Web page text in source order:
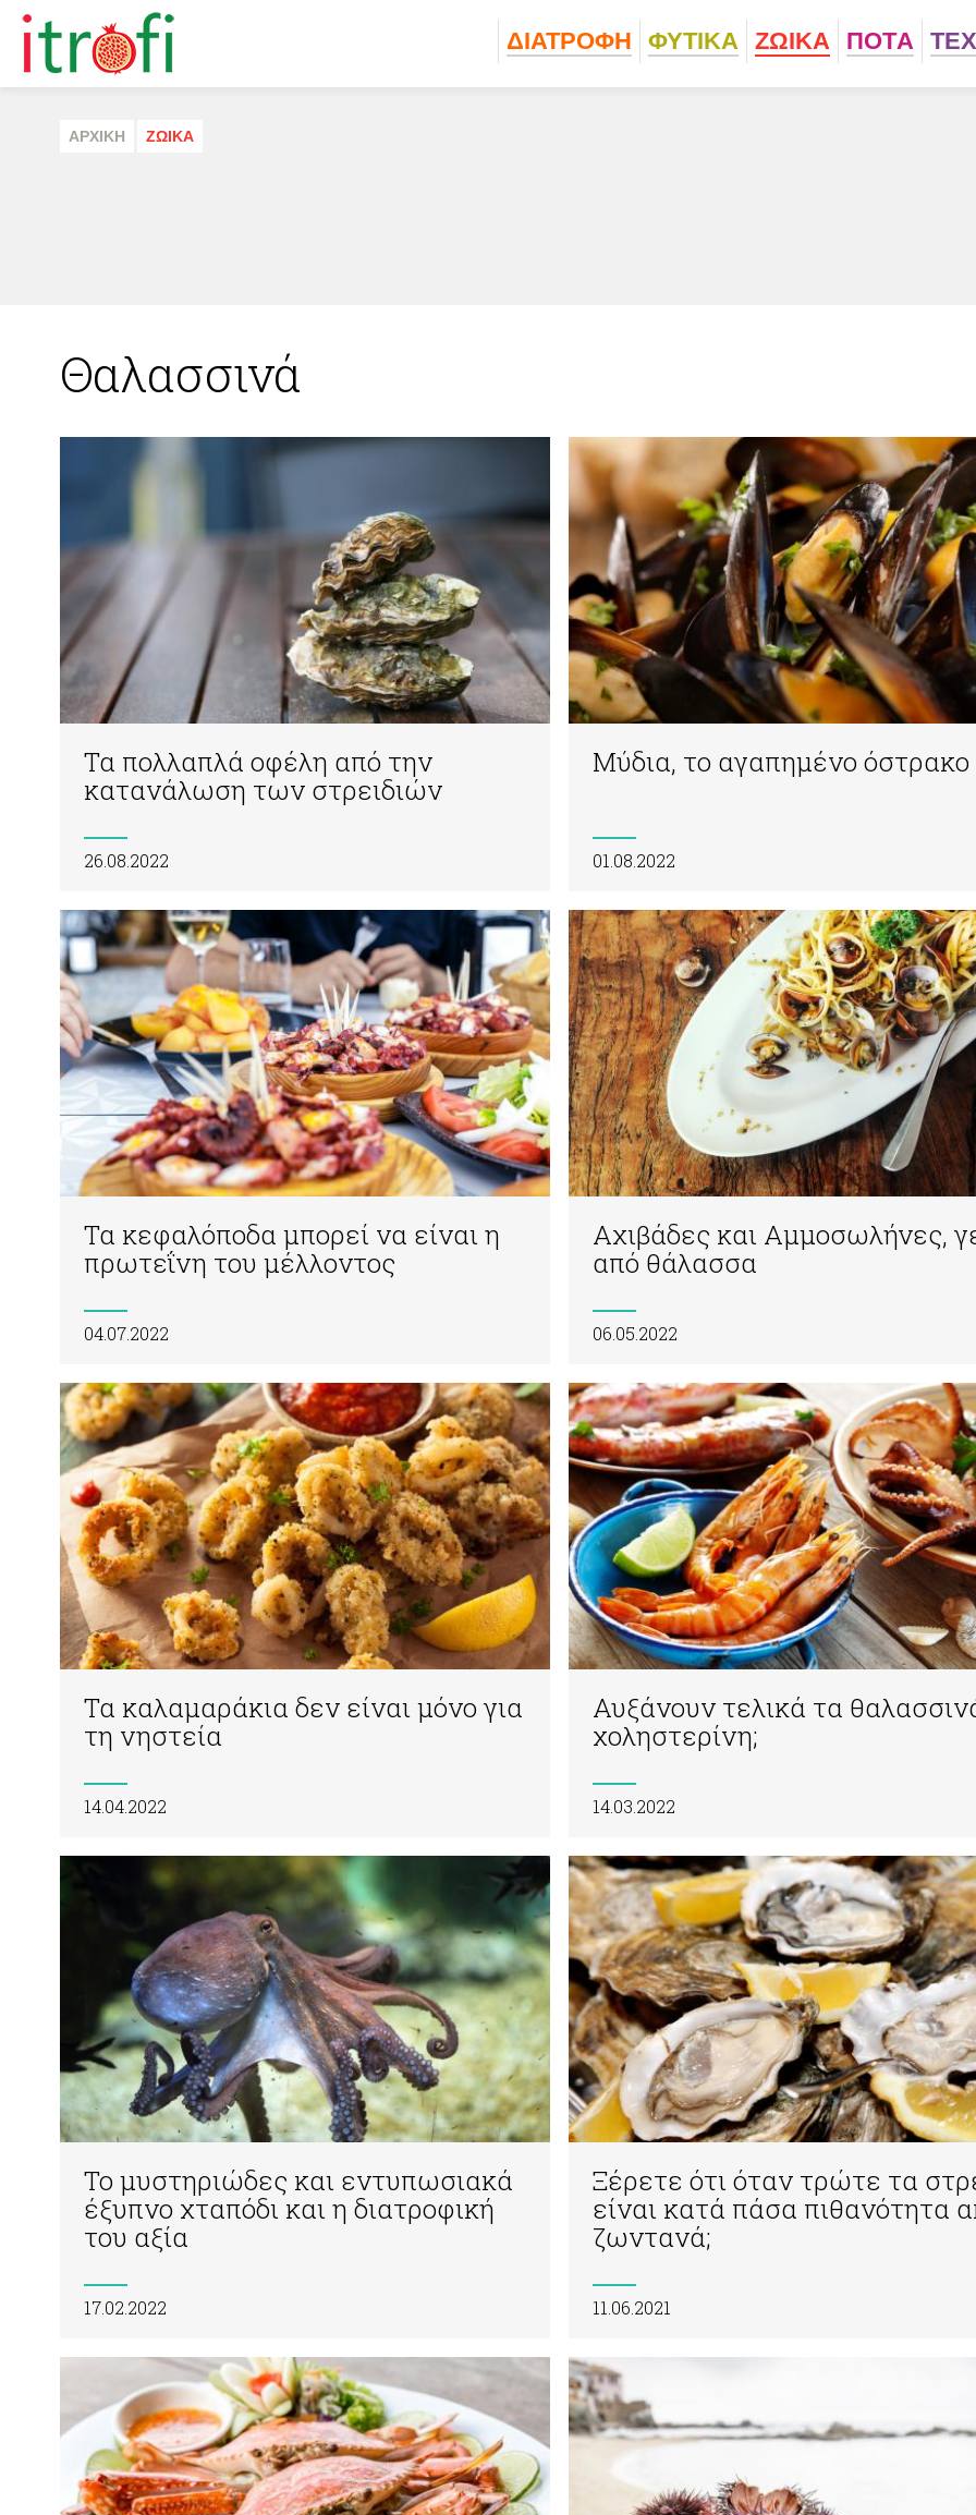
ΔΙΑΤΡΟΦΗ ΦΥΤΙΚA ΖΩΙΚA ΠΟΤA
ΑΡΧΙΚΗ ΖΩΙΚA
Θαλασσινά
Τα πολλαπλά οφέλη από την
κατανάλωση των στρειδιών
26.08.2022
Μύδια, το αγαπημένο όστρακο
01.08.2022
Τα κεφαλόποδα μπορεί να είναι η
πρωτεΐνη του μέλλοντος
04.07.2022
Αχιβάδες και Αμμοσωλήνες,
από θάλασσα
06.05.2022
Τα καλαμαράκια δεν είναι μόνο για
τη νηστεία
14.04.2022
Αυξάνουν τελικά τα
χοληστερίνη;
14.03.2022
Το μυστηριώδες και εντυπωσιακά
έξυπνο χταπόδι και η διατροφική
του αξία
17.02.2022
Ξέρετε ότι όταν τρώτε τα
είναι κατά πάσα πιθανότητα
ζωντανά;
11.06.2021